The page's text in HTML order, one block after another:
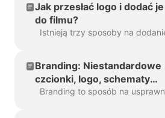
Jak przesłać logo i dodać je
do filmu?
Branding: Niestandardowe
czcionki, logo, schematy
kolorów